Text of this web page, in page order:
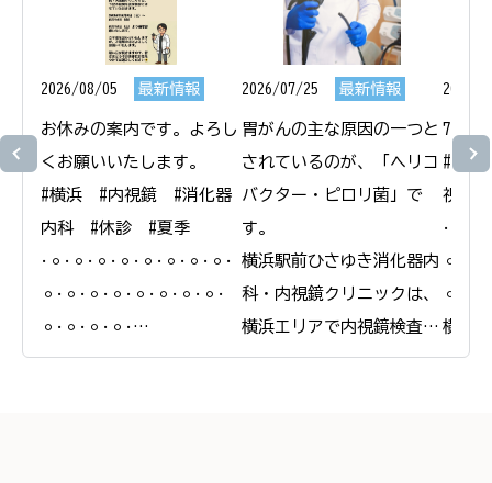
2026/08/05 最新情報
お休みの案内です。よろし
くお願いいたします。
#横浜　#内視鏡　#消化器
内科　#休診　#夏季
𐄁𐄙𐄁𐄙𐄁𐄙𐄁𐄙𐄁𐄙𐄁𐄙𐄁𐄙𐄁𐄙𐄁
𐄙𐄁𐄙𐄁𐄙𐄁𐄙𐄁𐄙𐄁𐄙𐄁𐄙𐄁𐄙𐄁
𐄙𐄁𐄙𐄁𐄙𐄁𐄙𐄁
横浜駅前ひさゆき消化器内
2026/07/25 最新情報
胃がんの主な原因の一つと
されているのが、「ヘリコ
バクター・ピロリ菌」で
す。
横浜駅前ひさゆき消化器内
科・内視鏡クリニックは、
横浜エリアで内視鏡検査と
合わせたピロリ菌の検査・
2026/
7月19
#横浜
視鏡
横浜
科・